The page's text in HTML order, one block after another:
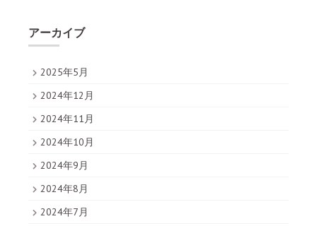
アーカイブ
2025年5月
2024年12月
2024年11月
2024年10月
2024年9月
2024年8月
2024年7月